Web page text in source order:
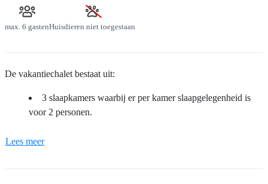
max. 6 gastenHuisdieren niet toegestaan
De vakantiechalet bestaat uit:
3 slaapkamers waarbij er per kamer slaapgelegenheid is
voor 2 personen.
Lees meer